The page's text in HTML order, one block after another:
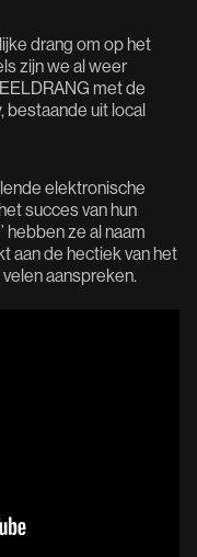
drang om op het
zijn we al weer
met de
bestaande uit local
elektronische
succes van hun
hebben ze al naam
aan de hectiek van het
aanspreken.